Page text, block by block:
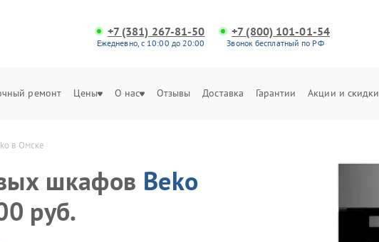
+7 (381) 267-81-50
Ежедневно, с 10:00 до 20:00
+7 (800) 101-01-54
Звонок бесплатный по РФ
ремонт Цены О нас Отзывы Доставка Гарантии Акции и скидки
в Омске
шкафов Beko
руб.